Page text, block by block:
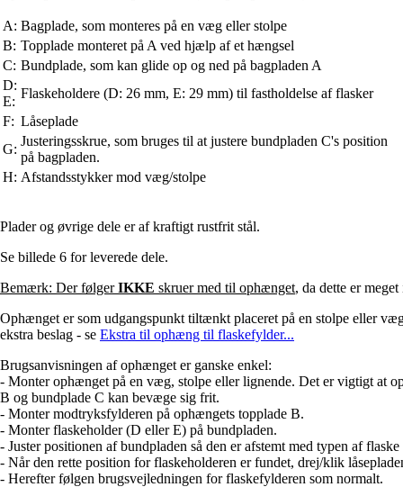
A: Bagplade, som monteres på en væg eller stolpe
B: Topplade monteret på A ved hjælp af et hængsel
C: Bundplade, som kan glide op og ned på bagpladen A
D:
E:
Flaskeholdere (D: 26 mm, E: 29 mm) til fastholdelse af flasker
F: Låseplade
G:
Justeringsskrue, som bruges til at justere bundpladen C's position
på bagpladen.
H: Afstandsstykker mod væg/stolpe
Plader og øvrige dele er af kraftigt rustfrit stål.
Se billede 6 for leverede dele.
Bemærk: Der følgerIKKE skruer med til ophænget, da dette er
Ophænget er som udgangspunkt tiltænkt placeret på en stolpe eller
ekstra beslag - se Ekstra til ophæng til flaskefylder...
Brugsanvisningen af ophænget er ganske enkel:
- Monter ophænget på en væg, stolpe eller lignende. Det er vigtigt at
B og bundplade C kan bevæge sig frit.
- Monter modtryksfylderen på ophængets topplade B.
- Monter flaskeholder(D eller E) på bundpladen.
- Juster positionen af bundpladen så den er afstemt med typen af
- Når den rette position for flaskeholderen er fundet, drej/klik
- Herefter følgen brugsvejledningen for flaskefylderen som normalt.